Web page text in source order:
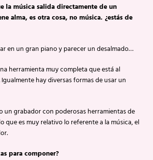
la música salida directamente de un
alma, es otra cosa, no música. ¿estás de
en un gran piano y parecer un desalmado…
herramienta muy completa que está al
hay diversas formas de usar un
un grabador con poderosas herramientas de
que es muy relativo lo referente a la música, el
para componer?